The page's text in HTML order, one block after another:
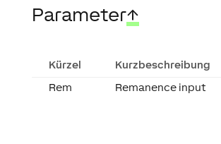
Parameter↑
Kürzel Kurzbeschreibung
Rem
Remanence input